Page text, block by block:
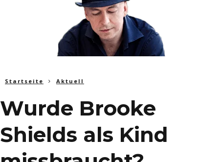
Startseite Aktuell
Wurde Brooke
Shields als Kind